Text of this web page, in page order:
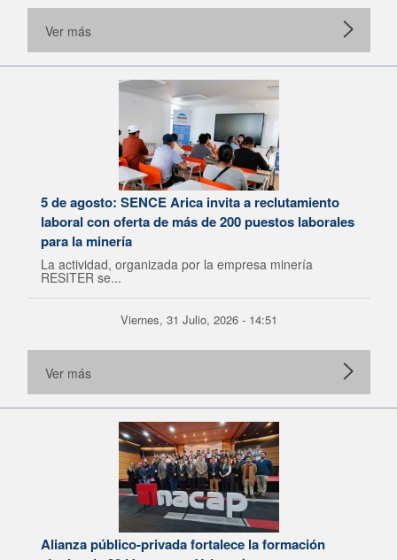
Ver más
5 de agosto: SENCE Arica invita a reclutamiento
laboral con oferta de más de 200 puestos laborales
para la minería
La actividad, organizada por la empresa minería
RESITER se...
Viernes, 31 Julio, 2026 - 14:51
Ver más
Alianza público-privada fortalece la formación